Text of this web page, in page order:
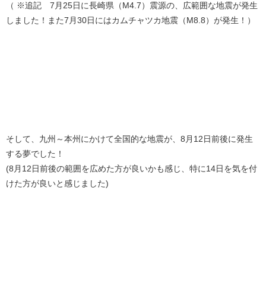
（ ※追記 7月25日に長崎県（M4.7）震源の、広範囲な地震が発生
しました！また7月30日にはカムチャツカ地震（M8.8）が発生！）
そして、九州～本州にかけて全国的な地震が、8月12日前後に発生
する夢でした！
(8月12日前後の範囲を広めた方が良いかも感じ、特に14日を気を付
けた方が良いと感じました)